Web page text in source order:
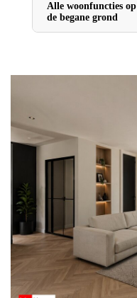
Alle woonfuncties op
de begane grond